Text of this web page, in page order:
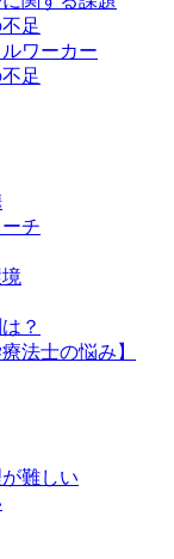
足
ワーカー
足
チ
？
法士の悩み】
難しい